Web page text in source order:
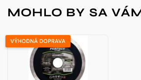
MOHLO BY SA
VÝHODNÁ DOPRAVA